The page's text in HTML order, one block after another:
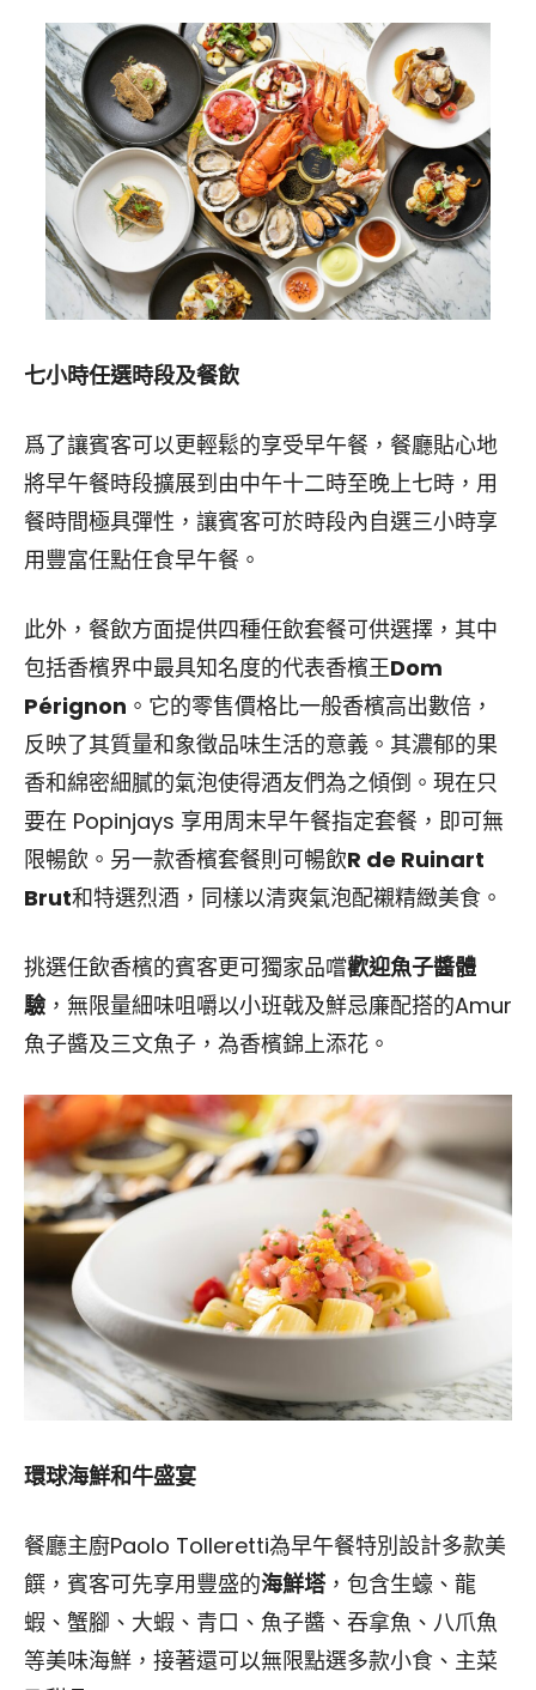
七小時任選時段及餐飲
爲了讓賓客可以更輕鬆的享受早午餐，餐廳貼心地
將早午餐時段擴展到由中午十二時至晚上七時，用
餐時間極具彈性，讓賓客可於時段內自選三小時享
用豐富任點任食早午餐。
此外，餐飲方面提供四種任飲套餐可供選擇，其中
包括香檳界中最具知名度的代表香檳王Dom
Pérignon 。它的零售價格比一般香檳高出數倍，
反映了其質量和象徵品味生活的意義。其濃郁的果
香和綿密細膩的氣泡使得酒友們為之傾倒。現在只
要在 Popinjays 享用周末早午餐指定套餐，即可無
限暢飲。另一款香檳套餐則可暢飲R de Ruinart
Brut和特選烈酒，同樣以清爽氣泡配襯精緻美食。
挑選任飲香檳的賓客更可獨家品嚐歡迎魚子醬體
驗 ，無限量細味咀嚼以小班戟及鮮忌廉配搭的Amur
魚子醬及三文魚子，為香檳錦上添花。
環球海鮮和牛盛宴
餐廳主廚Paolo Tolleretti為早午餐特別設計多款美
饌，賓客可先享用豐盛的海鮮塔 ，包含生蠔、龍
蝦、蟹腳、大蝦、青口、魚子醬、吞拿魚、八爪魚
等美味海鮮，接著還可以無限點選多款小食、主菜